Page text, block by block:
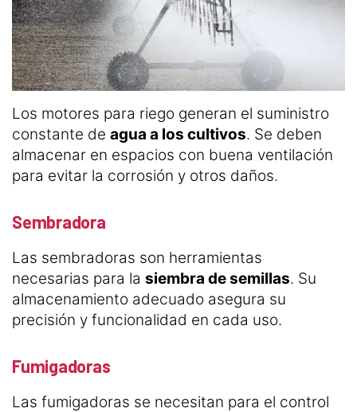
Los motores para riego generan el suministro
constante de agua a los cultivos. Se deben
almacenar en espacios con buena ventilación
para evitar la corrosión y otros daños.
Sembradora
Las sembradoras son herramientas
necesarias para la siembra de semillas. Su
almacenamiento adecuado asegura su
precisión y funcionalidad en cada uso.
Fumigadoras
Las fumigadoras se necesitan para el control